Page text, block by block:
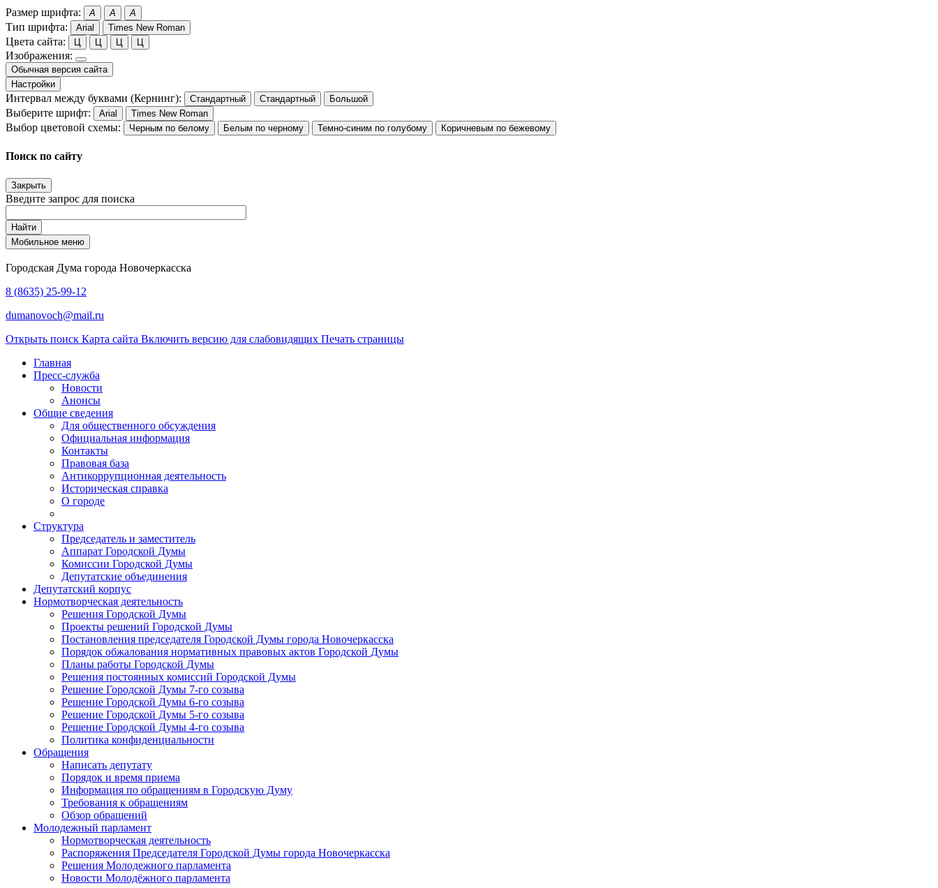
Размер шрифта: A A A
Тип шрифта: Arial Times New Roman
Цвета сайта: Ц Ц Ц Ц
Изображения:
Обычная версия сайта
Настройки
Интервал между буквами (Кернинг): Стандартный Стандартный Большой
Выберите шрифт: Arial Times New Roman
Выбор цветовой схемы: Черным по белому Белым по черному Темно-синим по голубому Коричневым по бежевому
Поиск по сайту
Закрыть
Введите запрос для поиска
Найти
Мобильное меню
Городская Дума города Новочеркасска
8 (8635) 25-99-12
dumanovoch@mail.ru
Открыть поиск Карта сайта Включить версию для слабовидящих Печать страницы
Главная
Пресс-служба
Новости
Анонсы
Общие сведения
Для общественного обсуждения
Официальная информация
Контакты
Правовая база
Антикоррупционная деятельность
Историческая справка
О городе
Структура
Председатель и заместитель
Аппарат Городской Думы
Комиссии Городской Думы
Депутатские объединения
Депутатский корпус
Нормотворческая деятельность
Решения Городской Думы
Проекты решений Городской Думы
Постановления председателя Городской Думы города Новочеркасска
Порядок обжалования нормативных правовых актов Городской Думы
Планы работы Городской Думы
Решения постоянных комиссий Городской Думы
Решение Городской Думы 7-го созыва
Решение Городской Думы 6-го созыва
Решение Городской Думы 5-го созыва
Решение Городской Думы 4-го созыва
Политика конфиденциальности
Обращения
Написать депутату
Порядок и время приема
Информация по обращениям в Городскую Думу
Требования к обращениям
Обзор обращений
Молодежный парламент
Нормотворческая деятельность
Распоряжения Председателя Городской Думы города Новочеркасска
Решения Молодежного парламента
Новости Молодёжного парламента